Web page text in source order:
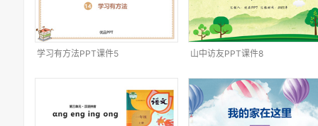
学习有方法PPT课件5 山中访友PPT课件8